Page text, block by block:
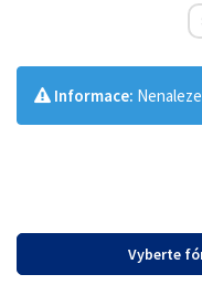
Informace:
Vyberte